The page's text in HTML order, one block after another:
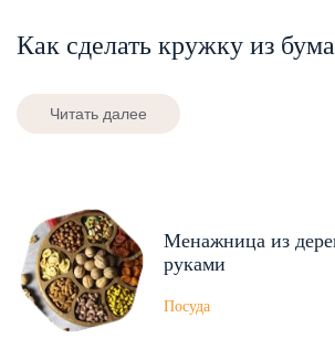
Как сделать кружку из
Читать далее
Менажница из
руками
Посуда